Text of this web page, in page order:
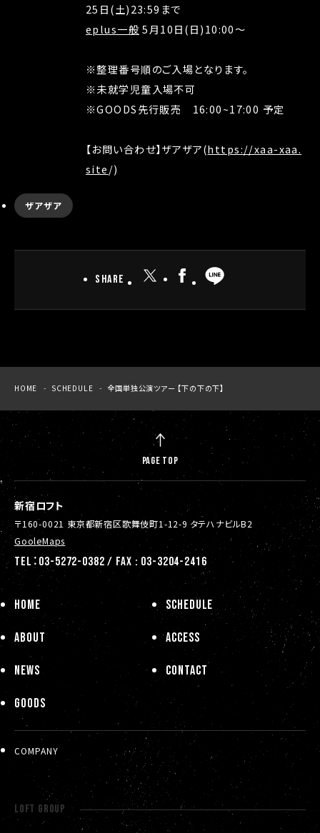
25日(土)23:59まで
eplus一般 5月10日(日)10:00〜
※整理番号順のご入場となります。
※未就学児童入場不可
※GOODS先行販売 16:00~17:00 予定
【お問い合わせ】ザアザア(https://xaa-xaa.
site /)
ザアザア
SHARE
HOME SCHEDULE 全国単独公演ツアー 【下の下の下】
新宿ロフト
〒160-0021 東京都新宿区歌舞伎町1-12-9 タテハナビルB2
GooleMaps
TEL：03-5272-0382 / FAX : 03-3204-2416
HOME SCHEDULE
ABOUT ACCESS
NEWS CONTACT
GOODS
COMPANY
LOFT GROUP
PAGE TOP